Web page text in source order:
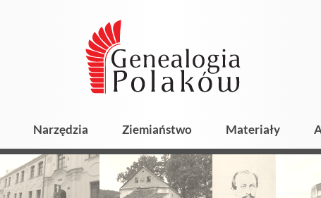
Narzędzia Ziemiaństwo Materiały